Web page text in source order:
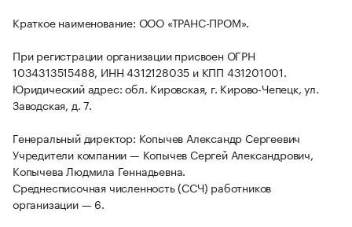
Краткое наименование: ООО «ТРАНС-ПРОМ».
При регистрации организации присвоен ОГРН
1034313515488, ИНН 4312128035 и КПП 431201001.
Юридический адрес: обл. Кировская, г. Кирово-Чепецк, ул.
Заводская, д. 7.
Генеральный директор: Копычев Александр Сергеевич
Учредители компании — Копычев Сергей Александрович,
Копычева Людмила Геннадьевна.
Среднесписочная численность (ССЧ) работников
организации — 6.